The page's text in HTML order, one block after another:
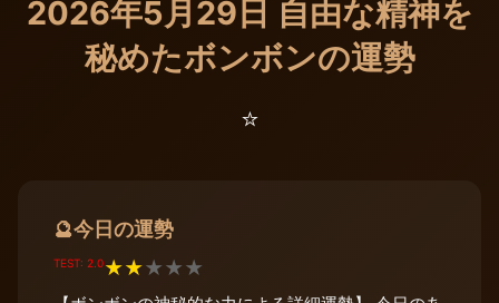
2026年5月29日 自由な精神を
秘めたボンボンの運勢
⭐️
🔮今日の運勢
TEST: 2.0★★★★★